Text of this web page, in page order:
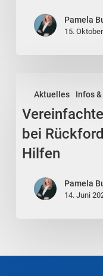
Media
Aktion
Pamela
15.
Aktuelles Infos
bei
der
Hilfen
bei
Hilfen
Pamela
14. Juni